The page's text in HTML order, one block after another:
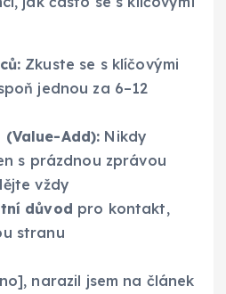
Zkuste se s klíčovými
jednou za 6–12
Add): Nikdy
s prázdnou zprávou
vždy
důvod pro kontakt,
stranu
narazil jsem na článek